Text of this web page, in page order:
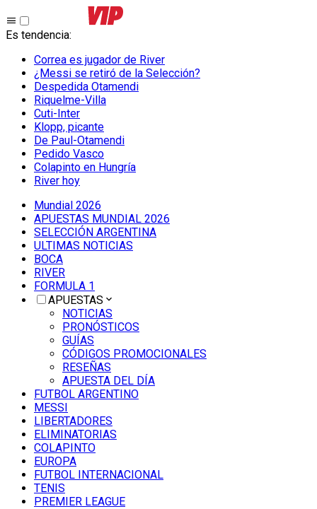
Es tendencia:
Correa es jugador de River
¿Messi se retiró de la Selección?
Despedida Otamendi
Riquelme-Villa
Cuti-Inter
Klopp, picante
De Paul-Otamendi
Pedido Vasco
Colapinto en Hungría
River hoy
Mundial 2026
APUESTAS MUNDIAL 2026
SELECCIÓN ARGENTINA
ULTIMAS NOTICIAS
BOCA
RIVER
FORMULA 1
APUESTAS
NOTICIAS
PRONÓSTICOS
GUÍAS
CÓDIGOS PROMOCIONALES
RESEÑAS
APUESTA DEL DÍA
FUTBOL ARGENTINO
MESSI
LIBERTADORES
ELIMINATORIAS
COLAPINTO
EUROPA
FUTBOL INTERNACIONAL
TENIS
PREMIER LEAGUE